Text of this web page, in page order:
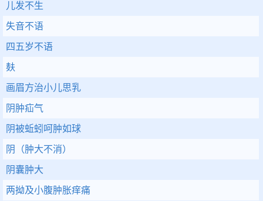
儿发不生
失音不语
四五岁不语
麸
画眉方治小儿思乳
阴肿疝气
阴被蚯蚓呵肿如球
阴（肿大不消）
阴囊肿大
两拗及小腹肿胀痒痛